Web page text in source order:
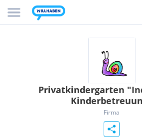
Privatkindergarten
Firma